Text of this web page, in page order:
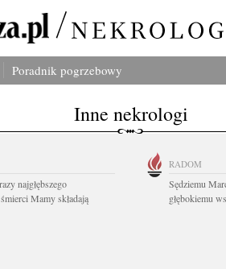
Poradnik pogrzebowy
Inne nekrologi
najgłębszego
Mamy składają
RADOM
Sędziemu
głębokiemu